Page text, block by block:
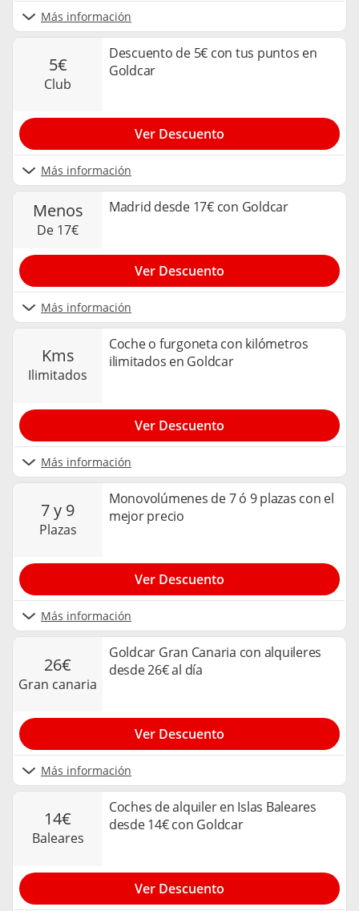
Más información
5€
club
Descuento de 5€ con tus puntos en
Goldcar
Más información
Ver Descuento
menos
de 17€
Madrid desde 17€ con Goldcar
Más información
Ver Descuento
kms
ilimitados
Coche o furgoneta con kilómetros
ilimitados en Goldcar
Más información
Ver Descuento
7 y 9
plazas
Monovolúmenes de 7 ó 9 plazas con el
mejor precio
Más información
Ver Descuento
26€
gran canaria
Goldcar Gran Canaria con alquileres
desde 26€ al día
Más información
Ver Descuento
14€
baleares
Coches de alquiler en Islas Baleares
desde 14€ con Goldcar
Ver Descuento